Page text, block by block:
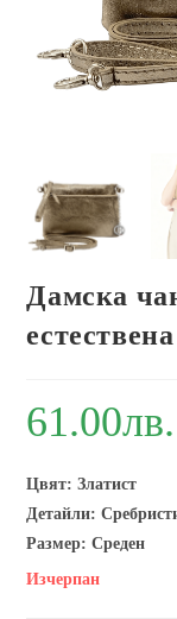
Дамска
61.00лв.
Цвят: Златист
Детайли:
Размер: Среден
Изчерпан